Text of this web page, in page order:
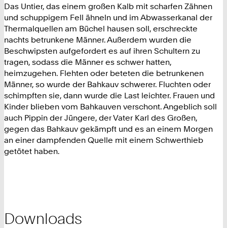
Das Untier, das einem großen Kalb mit scharfen Zähnen
und schuppigem Fell ähneln und im Abwasserkanal der
Thermalquellen am Büchel hausen soll, erschreckte
nachts betrunkene Männer. Außerdem wurden die
Beschwipsten aufgefordert es auf ihren Schultern zu
tragen, sodass die Männer es schwer hatten,
heimzugehen. Flehten oder beteten die betrunkenen
Männer, so wurde der Bahkauv schwerer. Fluchten oder
schimpften sie, dann wurde die Last leichter. Frauen und
Kinder blieben vom Bahkauven verschont. Angeblich soll
auch Pippin der Jüngere, der Vater Karl des Großen,
gegen das Bahkauv gekämpft und es an einem Morgen
an einer dampfenden Quelle mit einem Schwerthieb
getötet haben.
Downloads